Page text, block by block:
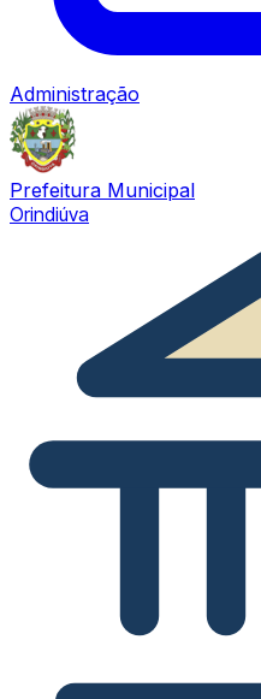
Administração
Prefeitura Municipal
Orindiúva